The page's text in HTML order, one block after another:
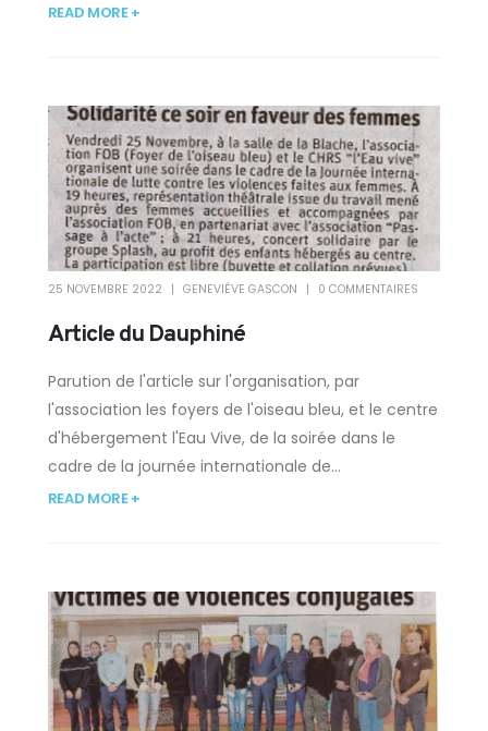
READ MORE +
Article du Dauphiné
25 NOVEMBRE 2022 GENEVIÈVE GASCON 0 COMMENTAIRES
Parution de l'article sur l'organisation, par
l'association les foyers de l'oiseau bleu, et le centre
d'hébergement l'Eau Vive, de la soirée dans le
cadre de la journée internationale de...
READ MORE +